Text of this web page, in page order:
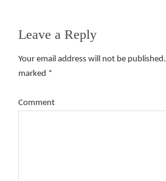
Leave a Reply
Your email address will not be published.
marked *
Comment